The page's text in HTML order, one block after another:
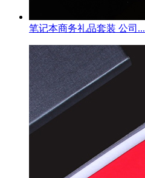
笔记本商务礼品套装 公司...